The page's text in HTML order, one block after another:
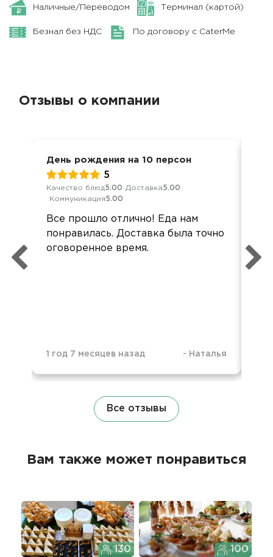
Наличные/Переводом Терминал (картой)
Безнал без НДС По договору с CaterMe
Отзывы о компании
День рождения на 10 персон
5
Качество блюд5.00 Доставка5.00
Коммуникация5.00
Все прошло отлично! Еда нам
понравилась. Доставка была точно
оговоренное время.
1 год 7 месяцев назад - Наталья
Все отзывы
Вам также может понравиться
130 100